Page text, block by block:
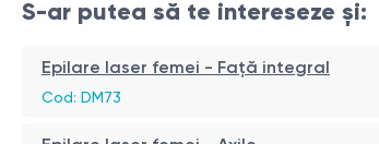
hirsutism (după evaluare medicală).
selectarea parametrilor laserului;
tratarea zonei areolare;
S-ar putea să te intereseze și:
Epilare laser femei - Față integral
Cod: DM73